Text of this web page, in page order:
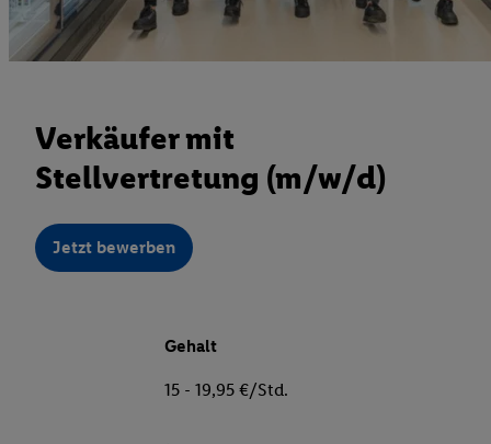
Verkäufer mit
Stellvertretung (m/w/d)
Jetzt bewerben
Gehalt
15 - 19,95 €/Std.